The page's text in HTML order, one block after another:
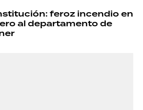
feroz incendio en
al departamento de